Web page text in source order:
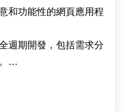
Arabidopsis, and
will investigate the
of plants to
associated
will also explore
circadian clock
和功能性的網頁應用程
週期開發，包括需求分
開發趨勢。
跨領域學習，展現您的